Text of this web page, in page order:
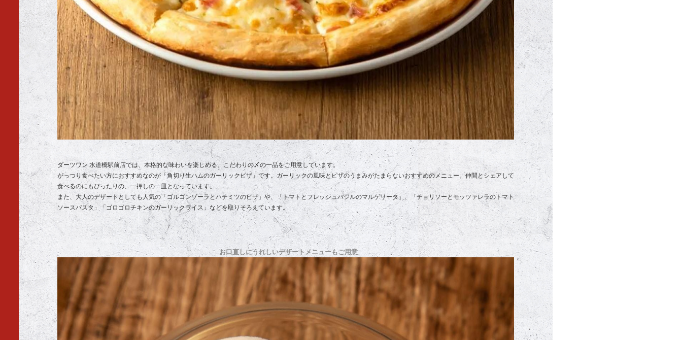
ダーツワン 水道橋駅前店では、本格的な味わいを楽しめる、こだわりの〆の一品をご用意しています。
がっつり食べたい方におすすめなのが「角切り生ハムのガーリックピザ」です。ガーリックの風味とピザのうまみがたまらないおすすめのメニュー。仲間とシェアして
食べるのにもぴったりの、一押しの一皿となっています。
また、大人のデザートとしても人気の「ゴルゴンゾーラとハチミツのピザ」や、「トマトとフレッシュバジルのマルゲリータ」、「チョリソーとモッツァレラのトマト
ソースパスタ」「ゴロゴロチキンのガーリックライス」などを取りそろえています。
お口直しにうれしいデザートメニューもご用意